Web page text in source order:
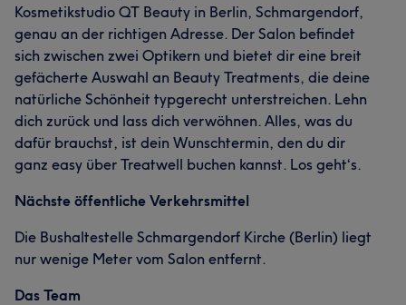
Kosmetikstudio QT Beauty in Berlin, Schmargendorf,
genau an der richtigen Adresse. Der Salon befindet
sich zwischen zwei Optikern und bietet dir eine breit
gefächerte Auswahl an Beauty Treatments, die deine
natürliche Schönheit typgerecht unterstreichen. Lehn
dich zurück und lass dich verwöhnen. Alles, was du
dafür brauchst, ist dein Wunschtermin, den du dir
ganz easy über Treatwell buchen kannst. Los geht‘s.
Nächste öffentliche Verkehrsmittel
Die Bushaltestelle Schmargendorf Kirche (Berlin) liegt
nur wenige Meter vom Salon entfernt.
Das Team